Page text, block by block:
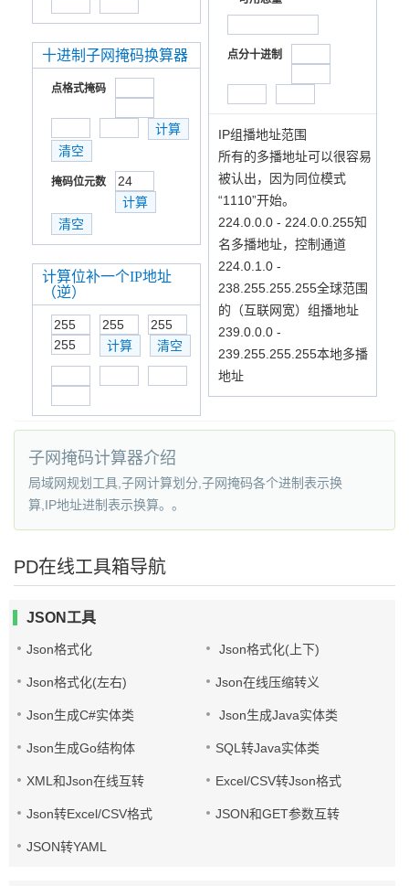
十进制子网掩码换算器
点格式掩码
掩码位元数
计算位补一个IP地址
（逆）
点分十进制
IP组播地址范围
所有的多播地址可以很容易
被认出，因为同位模式
“1110”开始。
224.0.0.0 - 224.0.0.255知
名多播地址，控制通道
224.0.1.0 -
238.255.255.255全球范围
的（互联网宽）组播地址
239.0.0.0 -
239.255.255.255本地多播
地址
子网掩码计算器介绍
局域网规划工具,子网计算划分,子网掩码各个进制表示换
算,IP地址进制表示换算。。
PD在线工具箱导航
JSON工具
Json格式化 Json格式化(上下)
Json格式化(左右) Json在线压缩转义
Json生成C#实体类 Json生成Java实体类
Json生成Go结构体 SQL转Java实体类
XML和Json在线互转 Excel/CSV转Json格式
Json转Excel/CSV格式 JSON和GET参数互转
JSON转YAML